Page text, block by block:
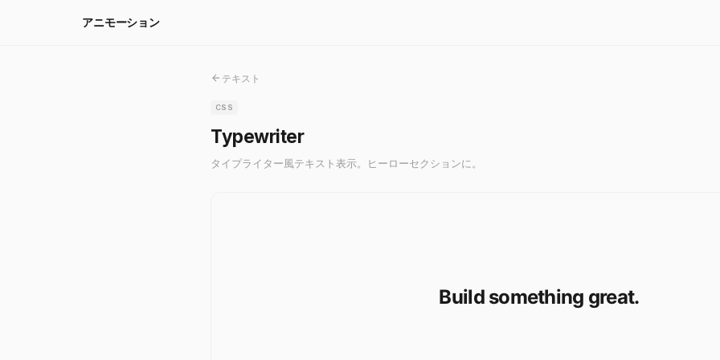
アニモーション
テキスト
CSS
Typewriter
タイプライター風テキスト表示。ヒーローセクションに。